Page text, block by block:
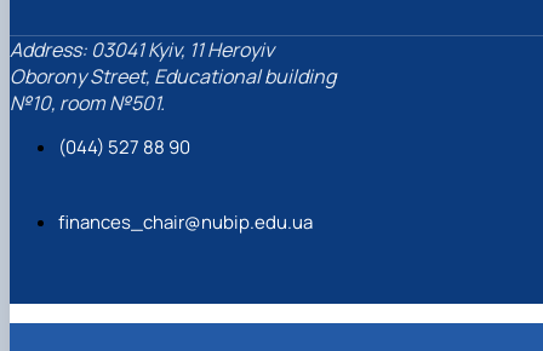
Address: 03041 Kyiv, 11 Heroyiv
Oborony Street, Educational building
№10, room №501.
(044) 527 88 90
finances_chair@nubip.edu.ua